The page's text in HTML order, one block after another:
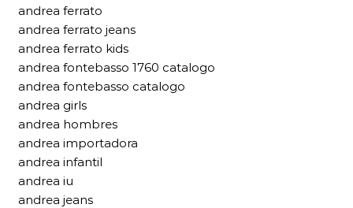
andrea ferrato
andrea ferrato jeans
andrea ferrato kids
andrea fontebasso 1760 catalogo
andrea fontebasso catalogo
andrea girls
andrea hombres
andrea importadora
andrea infantil
andrea iu
andrea jeans